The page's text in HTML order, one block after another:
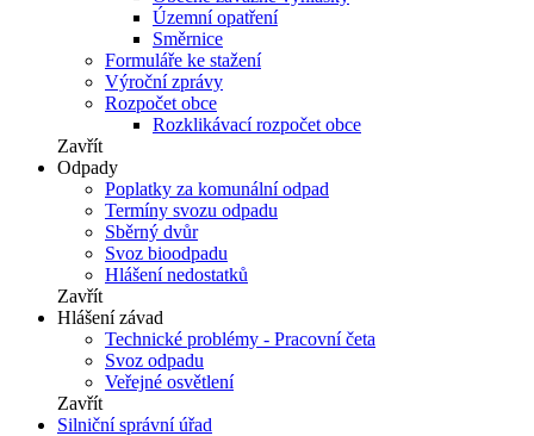
Územní opatření
Směrnice
Formuláře ke stažení
Výroční zprávy
Rozpočet obce
Rozklikávací rozpočet obce
Zavřít
Odpady
Poplatky za komunální odpad
Termíny svozu odpadu
Sběrný dvůr
Svoz bioodpadu
Hlášení nedostatků
Zavřít
Hlášení závad
Technické problémy - Pracovní četa
Svoz odpadu
Veřejné osvětlení
Zavřít
Silniční správní úřad